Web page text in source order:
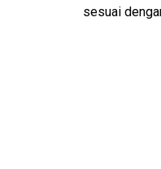
sesuai